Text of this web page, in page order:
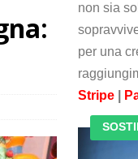
non sia
per una
Stripe|